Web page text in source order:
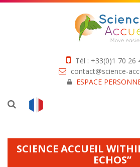
Tél : +33(0)1 70 26
contact@science-
ESPACE
SCIENCE ACCUEIL
ECHOS”